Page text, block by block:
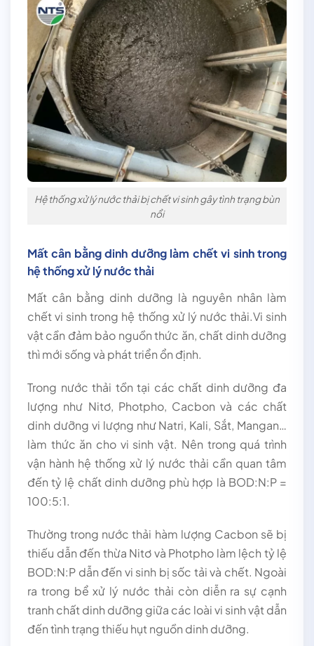
Hệ thống xử lý nước thải bị chết vi sinh gây tình trạng bùn
nổi
Mất cân bằng dinh dưỡng làm chết vi sinh trong
hệ thống xử lý nước thải
Mất cân bằng dinh dưỡng là nguyên nhân làm
chết vi sinh trong hệ thống xử lý nước thải.Vi sinh
vật cần đảm bảo nguồn thức ăn, chất dinh dưỡng
thì mới sống và phát triển ổn định.
Trong nước thải tồn tại các chất dinh dưỡng đa
lượng như Nitơ, Photpho, Cacbon và các chất
dinh dưỡng vi lượng như Natri, Kali, Sắt, Mangan…
làm thức ăn cho vi sinh vật. Nên trong quá trình
vận hành hệ thống xử lý nước thải cần quan tâm
đến tỷ lệ chất dinh dưỡng phù hợp là BOD:N:P =
100:5:1.
Thường trong nước thải hàm lượng Cacbon sẽ bị
thiếu dẫn đến thừa Nitơ và Photpho làm lệch tỷ lệ
BOD:N:P dẫn đến vi sinh bị sốc tải và chết. Ngoài
ra trong bể xử lý nước thải còn diễn ra sự cạnh
tranh chất dinh dưỡng giữa các loài vi sinh vật dẫn
đến tình trạng thiếu hụt nguồn dinh dưỡng.